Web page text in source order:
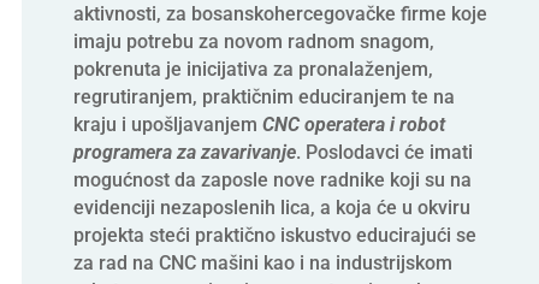
aktivnosti, za bosanskohercegovačke firme koje
imaju potrebu za novom radnom snagom,
pokrenuta je inicijativa za pronalaženjem,
regrutiranjem, praktičnim educiranjem te na
kraju i upošljavanjem CNC operatera i robot
programera za zavarivanje. Poslodavci će imati
mogućnost da zaposle nove radnike koji su na
evidenciji nezaposlenih lica, a koja će u okviru
projekta steći praktično iskustvo educirajući se
za rad na CNC mašini kao i na industrijskom